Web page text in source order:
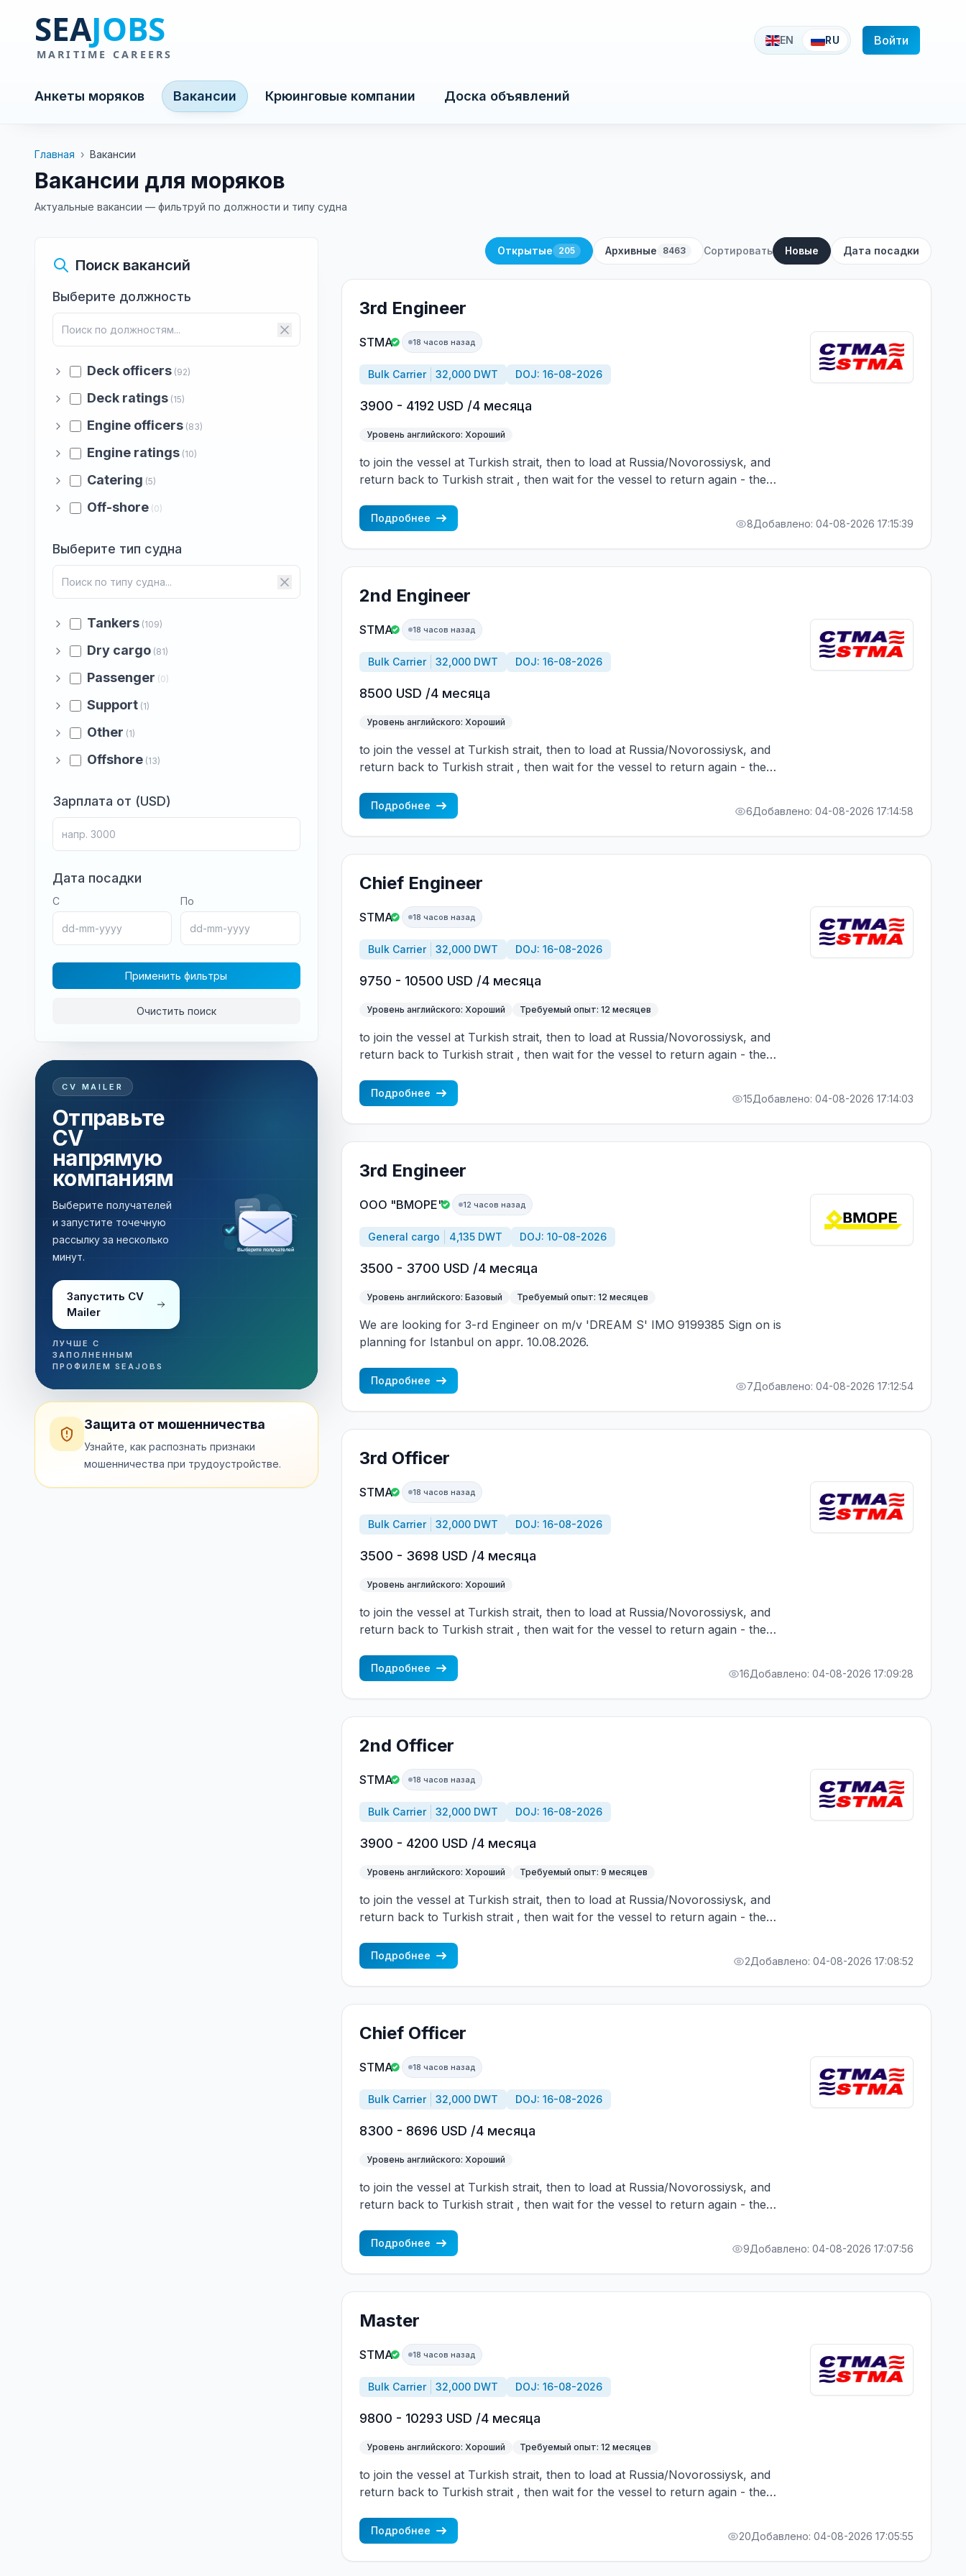
EN RU Войти
Анкеты моряков Вакансии Крюинговые компании Доска объявлений
Главная › Вакансии
Вакансии для моряков
Актуальные вакансии — фильтруй по должности и типу судна
Поиск вакансий
Выберите должность
Deck officers (92)
Deck ratings (15)
Engine officers (83)
Engine ratings (10)
Catering (5)
Off-shore (0)
Выберите тип судна
Tankers (109)
Dry cargo (81)
Passenger (0)
Support (1)
Other (1)
Offshore (13)
Зарплата от (USD)
Дата посадки
С По
Применить фильтры
Очистить поиск
CV MAILER
Отправьте
CV
напрямую
компаниям
Выберите получателей
и запустите точечную
рассылку за несколько
минут.
Запустить CV
Mailer
ЛУЧШЕ С
ЗАПОЛНЕННЫМ
ПРОФИЛЕМ SEAJOBS
Рассылка за несколько минут
Защита от мошенничества
Узнайте, как распознать признаки
мошенничества при трудоустройстве.
Открытые 205 Архивные 8463 Сортировать Новые Дата посадки
3rd Engineer
STMA 18 часов назад
Bulk Carrier 32,000 DWT DOJ: 16-08-2026
3900 - 4192 USD /4 месяца
Уровень английского: Хороший
to join the vessel at Turkish strait, then to load at Russia/Novorossiysk, and
return back to Turkish strait , then wait for the vessel to return again - the
CBA covered vessels, P&I club.
Подробнее 8Добавлено: 04-08-2026 17:15:39
2nd Engineer
STMA 18 часов назад
Bulk Carrier 32,000 DWT DOJ: 16-08-2026
8500 USD /4 месяца
Уровень английского: Хороший
to join the vessel at Turkish strait, then to load at Russia/Novorossiysk, and
return back to Turkish strait , then wait for the vessel to return again - the
CBA covered vessels, P&I club.
Подробнее 6Добавлено: 04-08-2026 17:14:58
Chief Engineer
STMA 18 часов назад
Bulk Carrier 32,000 DWT DOJ: 16-08-2026
9750 - 10500 USD /4 месяца
Уровень английского: Хороший Требуемый опыт: 12 месяцев
to join the vessel at Turkish strait, then to load at Russia/Novorossiysk, and
return back to Turkish strait , then wait for the vessel to return again - the
CBA covered vessels, P&I club.
Подробнее 15Добавлено: 04-08-2026 17:14:03
3rd Engineer
ООО "ВМОРЕ" 12 часов назад
General cargo 4,135 DWT DOJ: 10-08-2026
3500 - 3700 USD /4 месяца
Уровень английского: Базовый Требуемый опыт: 12 месяцев
We are looking for 3-rd Engineer on m/v 'DREAM S' IMO 9199385 Sign on is
planning for Istanbul on appr. 10.08.2026.
Подробнее 7Добавлено: 04-08-2026 17:12:54
3rd Officer
STMA 18 часов назад
Bulk Carrier 32,000 DWT DOJ: 16-08-2026
3500 - 3698 USD /4 месяца
Уровень английского: Хороший
to join the vessel at Turkish strait, then to load at Russia/Novorossiysk, and
return back to Turkish strait , then wait for the vessel to return again - the
CBA covered vessels, P&I club.
Подробнее 16Добавлено: 04-08-2026 17:09:28
2nd Officer
STMA 18 часов назад
Bulk Carrier 32,000 DWT DOJ: 16-08-2026
3900 - 4200 USD /4 месяца
Уровень английского: Хороший Требуемый опыт: 9 месяцев
to join the vessel at Turkish strait, then to load at Russia/Novorossiysk, and
return back to Turkish strait , then wait for the vessel to return again - the
CBA covered vessels, P&I club. Salary - in cash on board
Подробнее 2Добавлено: 04-08-2026 17:08:52
Chief Officer
STMA 18 часов назад
Bulk Carrier 32,000 DWT DOJ: 16-08-2026
8300 - 8696 USD /4 месяца
Уровень английского: Хороший
to join the vessel at Turkish strait, then to load at Russia/Novorossiysk, and
return back to Turkish strait , then wait for the vessel to return again - the
CBA covered vessels, P&I club.
Подробнее 9Добавлено: 04-08-2026 17:07:56
Master
STMA 18 часов назад
Bulk Carrier 32,000 DWT DOJ: 16-08-2026
9800 - 10293 USD /4 месяца
Уровень английского: Хороший Требуемый опыт: 12 месяцев
to join the vessel at Turkish strait, then to load at Russia/Novorossiysk, and
return back to Turkish strait , then wait for the vessel to return again - the
CBA covered vessels, P&I club.
Подробнее 20Добавлено: 04-08-2026 17:05:55